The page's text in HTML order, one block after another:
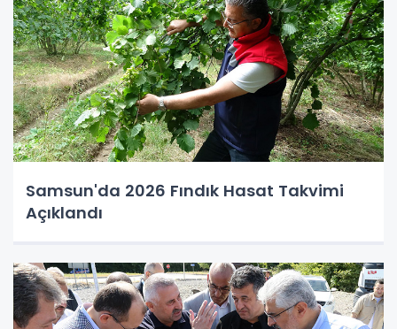
Samsun'da 2026 Fındık Hasat Takvimi
Açıklandı